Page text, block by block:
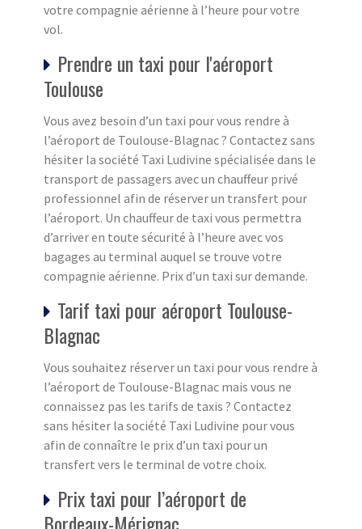
votre compagnie aérienne à l’heure pour votre
vol.
Prendre un taxi pour l'aéroport
Toulouse
Vous avez besoin d’un taxi pour vous rendre à
l’aéroport de Toulouse-Blagnac ? Contactez sans
hésiter la société Taxi Ludivine spécialisée dans le
transport de passagers avec un chauffeur privé
professionnel afin de réserver un transfert pour
l’aéroport. Un chauffeur de taxi vous permettra
d’arriver en toute sécurité à l’heure avec vos
bagages au terminal auquel se trouve votre
compagnie aérienne. Prix d’un taxi sur demande.
Tarif taxi pour aéroport Toulouse-
Blagnac
Vous souhaitez réserver un taxi pour vous rendre à
l’aéroport de Toulouse-Blagnac mais vous ne
connaissez pas les tarifs de taxis ? Contactez
sans hésiter la société Taxi Ludivine pour vous
afin de connaître le prix d’un taxi pour un
transfert vers le terminal de votre choix.
Prix taxi pour l’aéroport de